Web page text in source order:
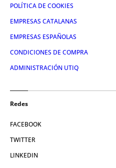
POLÍTICA DE COOKIES
EMPRESAS CATALANAS
EMPRESAS ESPAÑOLAS
CONDICIONES DE COMPRA
ADMINISTRACIÓN UTIQ
Redes
FACEBOOK
TWITTER
LINKEDIN